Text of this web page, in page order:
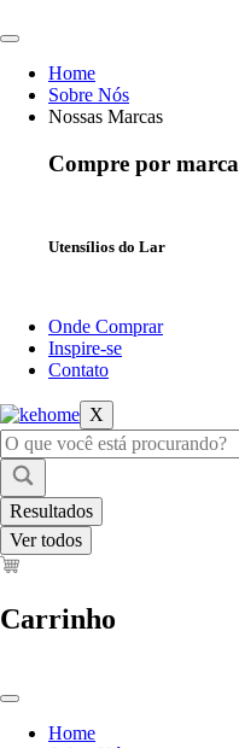
para
conteúdoHome
Sobre Nós
Nossas Marcas
Compre por marca
Utensílios do Lar
Onde Comprar
Inspire-se
Contato
X
Pesquisar
...
Resultados
Ver todos
Carrinho
Home